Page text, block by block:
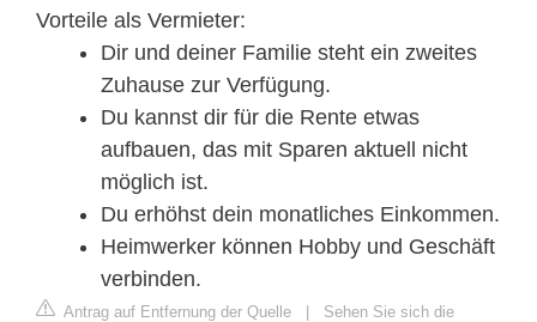
Vorteile als Vermieter:
Dir und deiner Familie steht ein zweites
Zuhause zur Verfügung.
Du kannst dir für die Rente etwas
aufbauen, das mit Sparen aktuell nicht
möglich ist.
Du erhöhst dein monatliches Einkommen.
Heimwerker können Hobby und Geschäft
verbinden.
Antrag auf Entfernung der Quelle | Sehen Sie sich die